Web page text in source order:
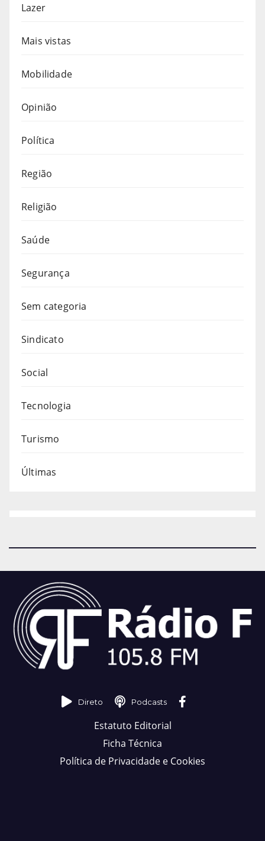
Lazer
Mais vistas
Mobilidade
Opinião
Política
Região
Religião
Saúde
Segurança
Sem categoria
Sindicato
Social
Tecnologia
Turismo
Últimas
Direto Podcasts
Estatuto Editorial
Ficha Técnica
Política de Privacidade e Cookies